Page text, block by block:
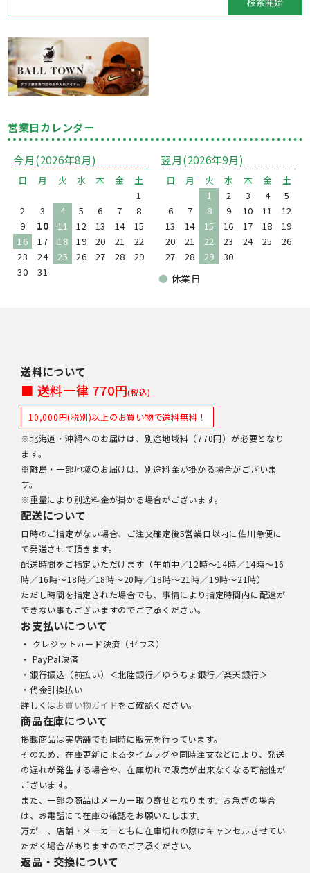
営業日カレンダー
今月(2026年8月)
日 月 火 水 木 金
土
1
2
3 4 5 6 7
8
9
10 11 12 13 14
15
16
17 18 19 20 21
22
23
24 25 26 27 28
29
30
31
翌月(2026年9月)
日 月 火 水 木 金
土
1
2 3 4
5
6
7 8 9 10 11
12
13
14 15 16 17 18
19
20
21 22 23 24 25
26
27
28 29 30
● 休業日
送料について
■ 送料一律 770円(税込)
10,000円(税別)以上のお買い物で送料無料！
※北海道・沖縄へのお届けは、別途地域料（770円）が必要となり
ます。
※離島・一部地域のお届けは、別途料金が掛かる場合がございま
す。
※重量により別途料金が掛かる場合がございます。
配送について
日時のご指定がない場合、ご注文確定後5営業日以内に佐川急便に
て発送させて頂きます。
配送時間をご指定いただけます（午前中／12時～14時／14時～16
時／16時～18時／18時～20時／18時～21時／19時～21時）
ただし時間を指定された場合でも、事情により指定時間内に配達が
できない事もございますのでご了承ください。
お支払いについて
・ クレジットカード決済（ゼウス）
・ PayPal決済
・銀行振込（前払い）＜北陸銀行／ゆうちょ銀行／楽天銀行＞
・代金引換払い
詳しくはお買い物ガイドをご確認ください。
商品在庫について
掲載商品は実店舗でも同時に販売を行っています。
そのため、在庫更新によるタイムラグや同時注文などにより、発送
の遅れが発生する場合や、在庫切れで販売が出来なくなる可能性が
ございます。
また、一部の商品はメーカー取り寄せとなります。お急ぎの場合
は、お電話にて在庫の確認をお願いたします。
万が一、店舗・メーカーともに在庫切れの際はキャンセルさせてい
ただく場合がありますのでご了承ください。
返品・交換について